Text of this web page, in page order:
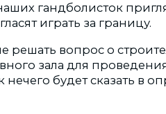
гандболисток
играть за границу.
вопрос о
зала для
будет сказать в